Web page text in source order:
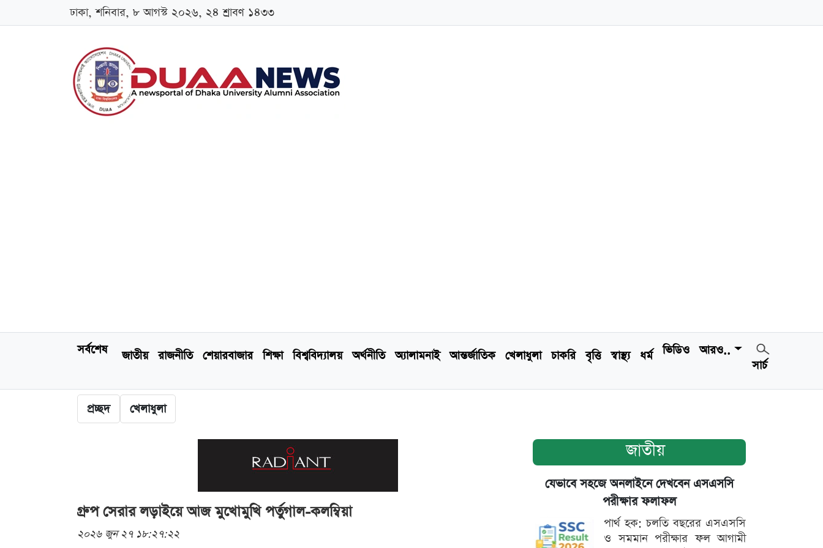
ঢাকা, শনিবার, ৮ আগস্ট ২০২৬, ২৪ শ্রাবণ ১৪৩৩
সর্বশেষ জাতীয় রাজনীতি শেয়ারবাজার শিক্ষা বিশ্ববিদ্যালয় অর্থনীতি অ্যালামনাই আন্তর্জাতিক খেলাধুলা চাকরি বৃত্তি স্বাস্থ্য ধর্ম ভিডিও
আরও..
সার্চ
প্রচ্ছদ খেলাধুলা
গ্রুপ সেরার লড়াইয়ে আজ মুখোমুখি পর্তুগাল-কলম্বিয়া
২০২৬ জুন ২৭ ১৮:২৭:২২
জাতীয়
যেভাবে সহজে অনলাইনে দেখবেন এসএসসি
পরীক্ষার ফলাফল
পার্থ হক: চলতি বছরের এসএসসি
ও সমমান পরীক্ষার ফল আগামী